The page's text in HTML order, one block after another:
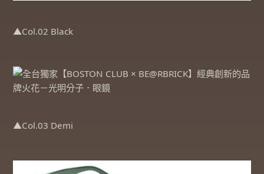
▲Col.02 Black
▲Col.03 Demi